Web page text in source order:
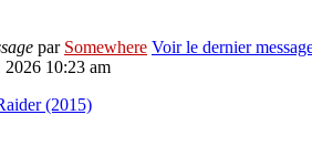
par Somewhere Voir le dernier
2026 10:23 am
(2015)